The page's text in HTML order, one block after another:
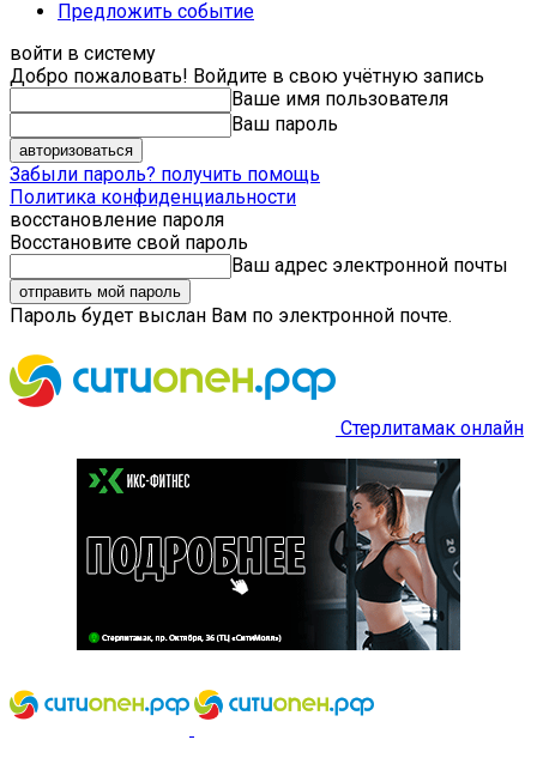
Предложить событие
войти в систему
Добро пожаловать! Войдите в свою учётную запись
Ваше имя пользователя
Ваш пароль
Забыли пароль? получить помощь
Политика конфиденциальности
восстановление пароля
Восстановите свой пароль
Ваш адрес электронной почты
Пароль будет выслан Вам по электронной почте.
Стерлитамак онлайн